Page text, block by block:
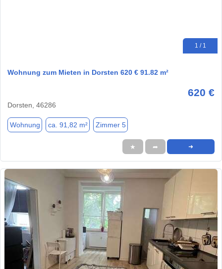
1 / 1
Wohnung zum Mieten in Dorsten 620 € 91.82 m²
620 €
Dorsten, 46286
Wohnung ca. 91,82 m² Zimmer 5
★ ➦ ➜